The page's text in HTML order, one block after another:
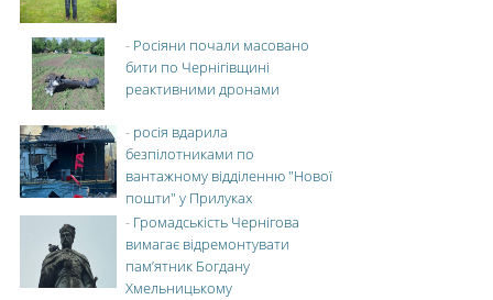
- Росіяни почали масовано
бити по Чернігівщині
реактивними дронами
- росія вдарила
безпілотниками по
вантажному відділенню "Нової
пошти" у Прилуках
- Громадськість Чернігова
вимагає відремонтувати
пам’ятник Богдану
Хмельницькому